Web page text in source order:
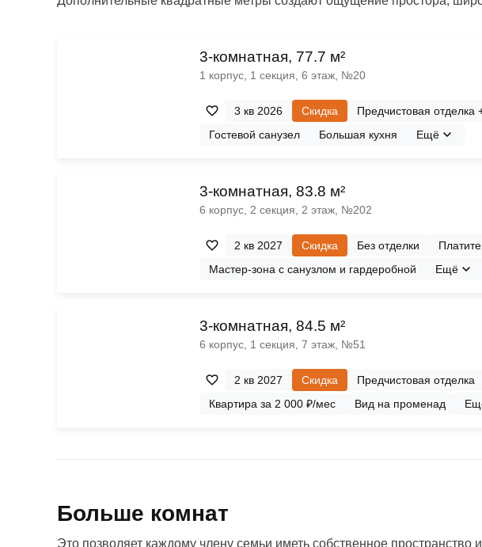
3-комнатная, 77.7 м²
1 корпус, 1 секция, 6 этаж, №20
3 кв 2026 Скидка Предчистовая отделка
Гостевой санузел
Большая кухня Ещё
3-комнатная, 83.8 м²
6 корпус, 2 секция, 2 этаж, №202
2 кв 2027 Скидка Без отделки
Мастер-зона с санузлом и гардеробной
Ещё
3-комнатная, 84.5 м²
6 корпус, 1 секция, 7 этаж, №51
2 кв 2027 Скидка Предчистовая отделка
Квартира за 2 000 ₽/мес
Вид на променад
Больше комнат
Это позволяет каждому члену семьи иметь собственное пространство